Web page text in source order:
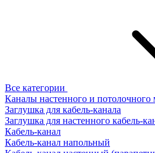
Все категории
Каналы настенного и потолочного
Заглушка для кабель-канала
Заглушка для настенного кабель-
Кабель-канал
Кабель-канал напольный